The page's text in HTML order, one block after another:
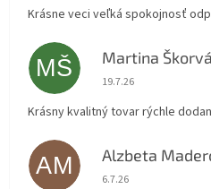
Krásne veci veľká spokojnosť
MŠ Martina
Hodnotenie
19.7.26
Krásny kvalitný tovar rýchle
AM Alzbeta
Hodnotenie
6.7.26